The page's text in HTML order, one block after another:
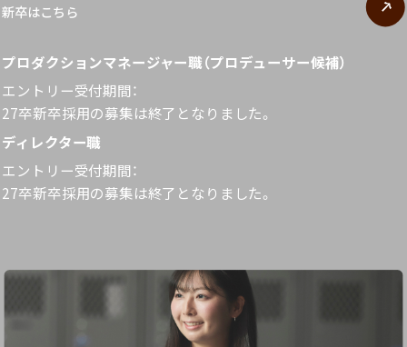
新卒はこちら
プロダクションマネージャー職（プロデューサー候補）
エントリー受付期間：
27卒新卒採用の募集は終了となりました。
ディレクター職
エントリー受付期間：
27卒新卒採用の募集は終了となりました。